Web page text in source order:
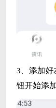
3、添加好
钮开始添